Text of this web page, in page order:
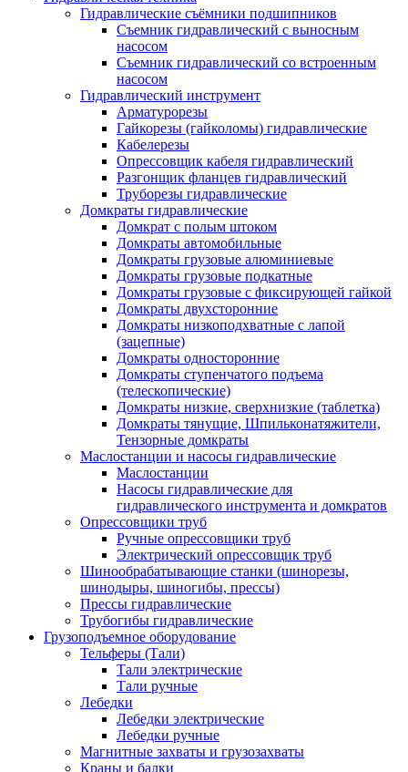
Гидравлические съёмники подшипников
Съемник гидравлический с выносным
насосом
Съемник гидравлический со встроенным
насосом
Гидравлический инструмент
Арматурорезы
Гайкорезы (гайколомы) гидравлические
Кабелерезы
Опрессовщик кабеля гидравлический
Разгонщик фланцев гидравлический
Труборезы гидравлические
Домкраты гидравлические
Домкрат с полым штоком
Домкраты автомобильные
Домкраты грузовые алюминиевые
Домкраты грузовые подкатные
Домкраты грузовые с фиксирующей гайкой
Домкраты двухсторонние
Домкраты низкоподхватные с лапой
(зацепные)
Домкраты односторонние
Домкраты ступенчатого подъема
(телескопические)
Домкраты низкие, сверхнизкие (таблетка)
Домкраты тянущие, Шпильконатяжители,
Тензорные домкраты
Маслостанции и насосы гидравлические
Маслостанции
Насосы гидравлические для
гидравлического инструмента и домкратов
Опрессовщики труб
Ручные опрессовщики труб
Электрический опрессовщик труб
Шинообрабатывающие станки (шинорезы,
шинодыры, шиногибы, прессы)
Прессы гидравлические
Трубогибы гидравлические
Грузоподъемное оборудование
Тельферы (Тали)
Тали электрические
Тали ручные
Лебедки
Лебедки электрические
Лебедки ручные
Магнитные захваты и грузозахваты
Краны и балки